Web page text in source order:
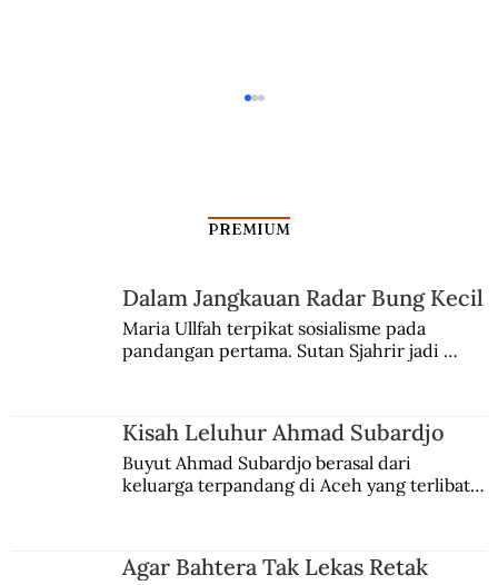
Kenaikan Harga BBM Masa Sukarno
PREMIUM
Dalam Jangkauan Radar Bung Kecil
Maria Ullfah terpikat sosialisme pada
pandangan pertama. Sutan Sjahrir jadi
Kisah Leluhur Ahmad Subardjo
Buyut Ahmad Subardjo berasal dari
keluarga terpandang di Aceh yang terlibat
Agar Bahtera Tak Lekas Retak